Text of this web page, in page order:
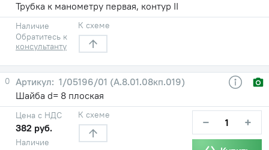
Трубка к манометру первая, контур II
Наличие
Обратитесь к
консультанту
К схеме
0
1/05196/01 (А.8.01.08кп.019)
Шайба d= 8 плоская
Наличие
Цена с НДС
382 руб.
К схеме − +